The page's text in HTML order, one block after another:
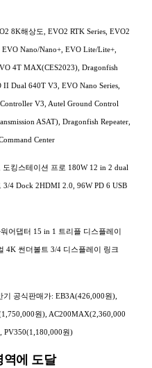
8K해상도, EVO2 RTK Series, EVO2
Nano/Nano+, EVO Lite/Lite+,
4T MAX(CES2023), Dragonfish
Dual 640T V3, EVO Nano Series,
V3, Autel Ground Control
ASAT), Dragonfish Repeater,
Center
킹스테이션 프로 180W 12 in 2 dual
4 Dock 2HDMI 2.0, 96W PD 6 USB
어댑터 15 in 1 트리플 디스플레이
4K 썬더볼트 3/4 디스플레이 링크
공식판매가: EB3A(426,000원),
원), AC200MAX(2,360,000
PV350(1,180,000원)
역에 도달